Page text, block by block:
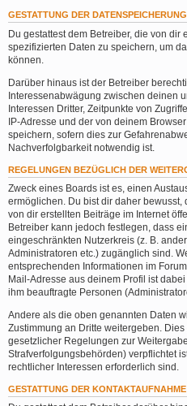
GESTATTUNG DER DATENSPEICHERUNG
Du gestattest dem Betreiber, die von
spezifizierten Daten zu speichern, um
können.
Darüber hinaus ist der Betreiber
Interessenabwägung zwischen deinen
Interessen Dritter, Zeitpunkte von
IP-Adresse und der von deinem
speichern, sofern dies zur
Nachverfolgbarkeit notwendig ist.
REGELUNGEN BEZÜGLICH DER
Zweck eines Boards ist es, einen
ermöglichen. Du bist dir daher
von dir erstellten Beiträge im Internet
Betreiber kann jedoch festlegen, dass
eingeschränkten Nutzerkreis (z. B.
Administratoren etc.) zugänglich sind.
entsprechenden Informationen im
Mail-Adresse aus deinem Profil ist
ihm beauftragte Personen
Andere als die oben genannten Daten
Zustimmung an Dritte weitergeben.
gesetzlicher Regelungen zur
Strafverfolgungsbehörden) verpflichtet
rechtlicher Interessen erforderlich sind.
GESTATTUNG DER KONTAKTAUFNAHME